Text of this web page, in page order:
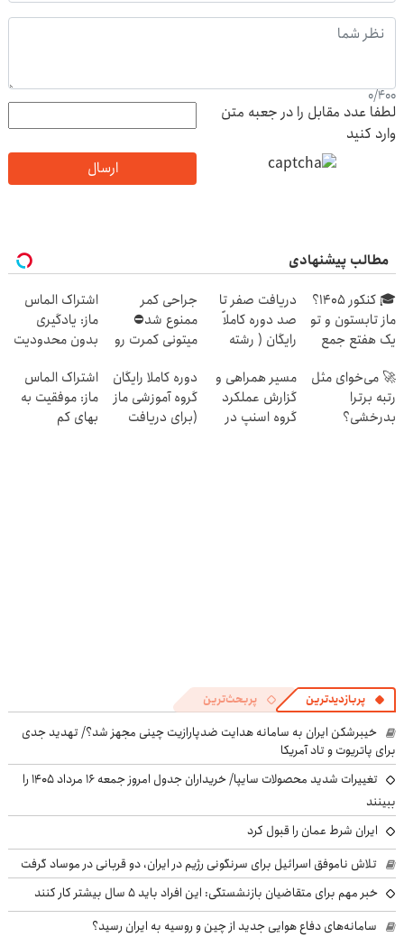
0/400
لطفا عدد مقابل را در جعبه متن
وارد کنید
ارسال
مطالب پیشنهادی
🎓 کنکور ۱۴۰5؟
ماز تابستون و تو
یک هفتع جمع
دریافت صفر تا
صد دوره کاملاً
رایگان ( رشته
انسانی)
جراحی کمر
ممنوع شد⛔
میتونی کمرت رو
کنی! 👈🏻
پرسش‌نامه
اشتراک الماس
ماز: یادگیری
بدون محدودیت
🚀 می‌خوای مثل
رتبه برترا
بدرخشی؟
مسیر همراهی و
گزارش عملکرد
گروه اسنپ در
دوره کاملا رایگان
گروه آموزشی ماز
(برای دریافت
اشتراک الماس
ماز: موفقیت به
بهای کم
پربازدیدترین پربحث‌ترین
خیبرشکن ایران به سامانه هدایت ضدپارازیت چینی مجهز شد؟/ تهدید جدی
برای پاتریوت و تاد آمریکا
تغییرات شدید محصولات سایپا/ خریداران جدول امروز جمعه ۱۶ مرداد ۱۴۰۵ را
ببینند
ایران شرط عمان را قبول کرد
تلاش ناموفق اسرائیل برای سرنگونی رژیم در ایران، دو قربانی در موساد گرفت
خبر مهم برای متقاضیان بازنشستگی: این افراد باید ۵ سال بیشتر کار کنند
سامانه‌های دفاع هوایی جدید از چین و روسیه به ایران رسید؟